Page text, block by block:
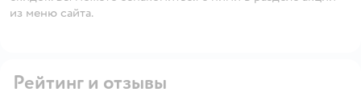
из меню сайта.
Рейтинг и отзывы